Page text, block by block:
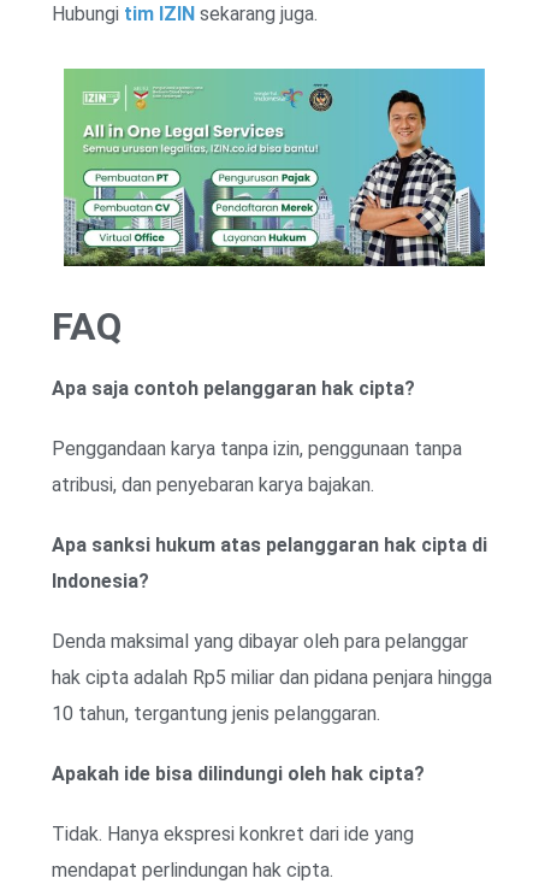
Hubungi tim IZIN sekarang juga.
FAQ
Apa saja contoh pelanggaran hak cipta?
Penggandaan karya tanpa izin, penggunaan tanpa
atribusi, dan penyebaran karya bajakan.
Apa sanksi hukum atas pelanggaran hak cipta di
Indonesia?
Denda maksimal yang dibayar oleh para pelanggar
hak cipta adalah Rp5 miliar dan pidana penjara hingga
10 tahun, tergantung jenis pelanggaran.
Apakah ide bisa dilindungi oleh hak cipta?
Tidak. Hanya ekspresi konkret dari ide yang
mendapat perlindungan hak cipta.